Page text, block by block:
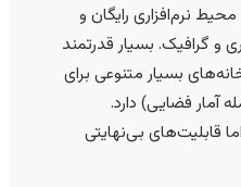
رایگان و
بسیار قدرتمند
بسیار متنوعی برای
فضایی) دارد.
بی‌نهایتی